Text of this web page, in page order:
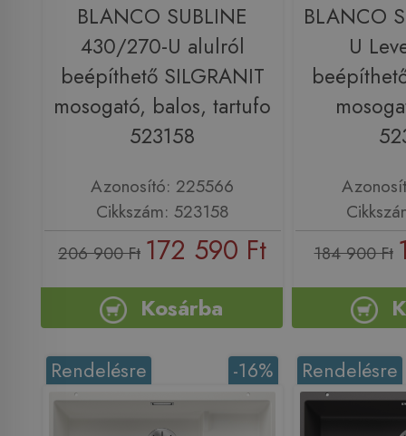
BLANCO SUBLINE
430/270-U alulról
beépíthető SILGRANIT
mosogató, balos, tartufo
523158
Azonosító: 225566
Cikkszám: 523158
206 900 Ft 172 590 Ft
Kosárba
BLANCO
U
184 900 Ft
-16%
Rendelésre Rendelésre